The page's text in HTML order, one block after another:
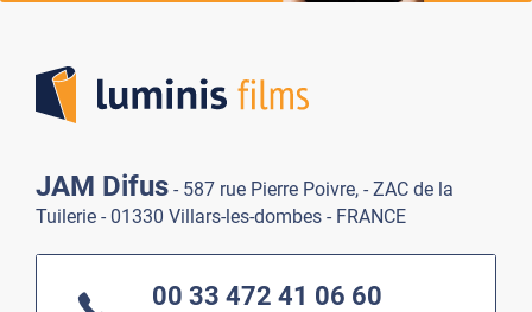
JAM Difus - 587 rue Pierre Poivre, - ZAC de la
Tuilerie - 01330 Villars-les-dombes - FRANCE
00 33 472 41 06 60